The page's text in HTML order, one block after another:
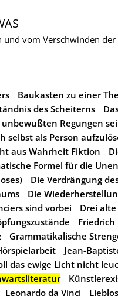
und vom Verschwinden
Baukasten zu einer
des Scheiterns
Regungen
selbst als Person
aus Wahrheit Fiktion
Formel für die
Die Verdrängung
Die
sind vorbei
Drei
Grammatikalische
Jean-
das ewige Licht nicht
Leonardo da Vinci